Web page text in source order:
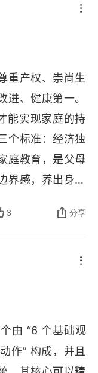
于自己的东西
在这个家里拥有
一个什么都 “不
极度匮乏感，接
这样的匮乏感，
后完成对父母关
伴侣甚至是伴侣
件的爱”，获得
须优秀、有赚钱
，首先应该让一
“我必须正确”，
年了。
重产权、崇尚生
进、健康第一。
能实现家庭的持
个标准：经济独
庭教育，是父母
界感，养出身体
3 分享
由 “6 个基础观
作” 构成，并且